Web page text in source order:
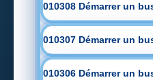
010308 Démarrer un
010307 Démarrer un
010306 Démarrer un